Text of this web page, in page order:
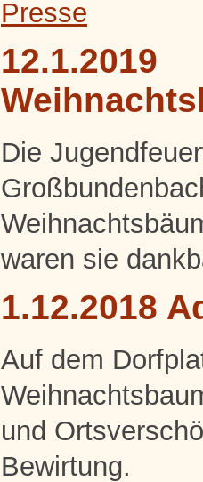
Presse
12.1.2019
Die
waren sie
1.12.2018
Auf dem
und
Bewirtung.